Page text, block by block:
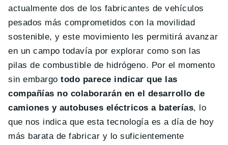
actualmente dos de los fabricantes de vehículos
pesados más comprometidos con la movilidad
sostenible, y este movimiento les permitirá avanzar
en un campo todavía por explorar como son las
pilas de combustible de hidrógeno. Por el momento
sin embargo todo parece indicar que las
compañías no colaborarán en el desarrollo de
camiones y autobuses eléctricos a baterías, lo
que nos indica que esta tecnología es a día de hoy
más barata de fabricar y lo suficientemente